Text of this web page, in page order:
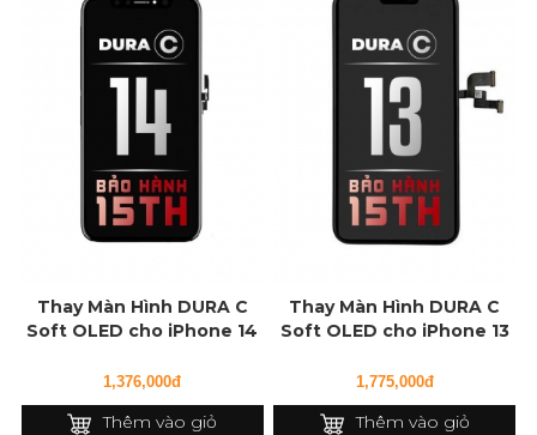
Thay Màn Hình DURA C
Soft OLED cho iPhone 14
1,376,000đ
Thêm vào giỏ
Thay Màn Hình DURA C
Soft OLED cho iPhone 13
1,775,000đ
Thêm vào giỏ